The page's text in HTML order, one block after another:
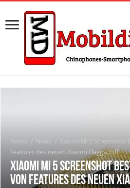
Home / News / Xiaomi Mi 5 Screenshot
Features des neuen Xiaomi Flaggschiff
Xiaomi Mi 5 Screenshot
von Features des neuen